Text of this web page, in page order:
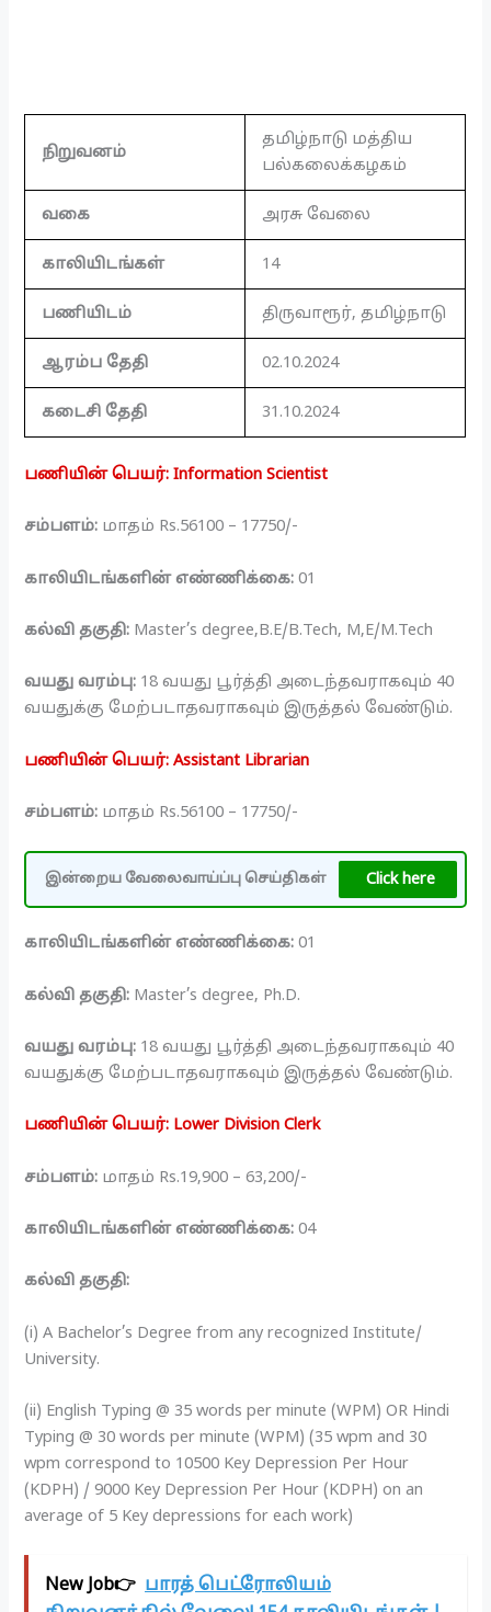
நிறுவனம்
தமிழ்நாடு மத்திய
பல்கலைக்கழகம்
வகை அரசு வேலை
காலியிடங்கள் 14
பணியிடம் திருவாரூர், தமிழ்நாடு
ஆரம்ப தேதி 02.10.2024
கடைசி தேதி 31.10.2024
பணியின் பெயர்: Information Scientist
சம்பளம்: மாதம் Rs.56100 – 17750/-
காலியிடங்களின் எண்ணிக்கை: 01
கல்வி தகுதி: Master’s degree,B.E/B.Tech, M,E/M.Tech
வயது வரம்பு: 18 வயது பூர்த்தி அடைந்தவராகவும் 40
வயதுக்கு மேற்படாதவராகவும் இருத்தல் வேண்டும்.
பணியின் பெயர்: Assistant Librarian
சம்பளம்: மாதம் Rs.56100 – 17750/-
இன்றைய வேலைவாய்ப்பு செய்திகள் Click here
காலியிடங்களின் எண்ணிக்கை: 01
கல்வி தகுதி: Master’s degree, Ph.D.
வயது வரம்பு: 18 வயது பூர்த்தி அடைந்தவராகவும் 40
வயதுக்கு மேற்படாதவராகவும் இருத்தல் வேண்டும்.
பணியின் பெயர்: Lower Division Clerk
சம்பளம்: மாதம் Rs.19,900 – 63,200/-
காலியிடங்களின் எண்ணிக்கை: 04
கல்வி தகுதி:
(i) A Bachelor’s Degree from any recognized Institute/
University.
(ii) English Typing @ 35 words per minute (WPM) OR Hindi
Typing @ 30 words per minute (WPM) (35 wpm and 30
wpm correspond to 10500 Key Depression Per Hour
(KDPH) / 9000 Key Depression Per Hour (KDPH) on an
average of 5 Key depressions for each work)
New Job👉 பாரத் பெட்ரோலியம்